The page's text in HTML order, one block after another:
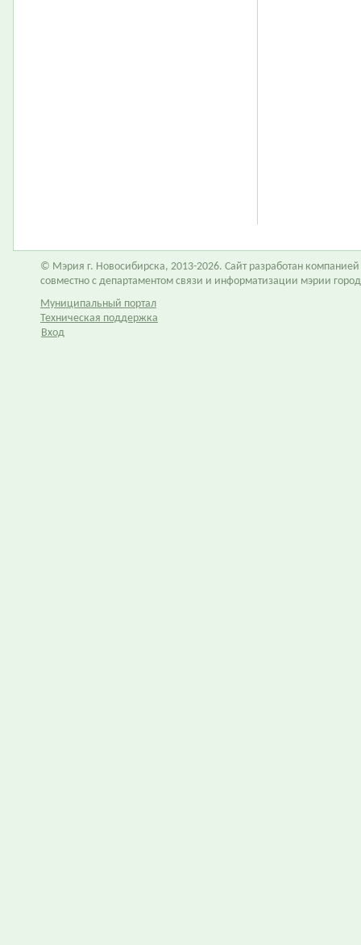
© Мэрия г. Новосибирска, 2013-2026. Сайт разработан компанией
совместно с департаментом связи и информатизации мэрии
Муниципальный портал
Техническая поддержка
Вход